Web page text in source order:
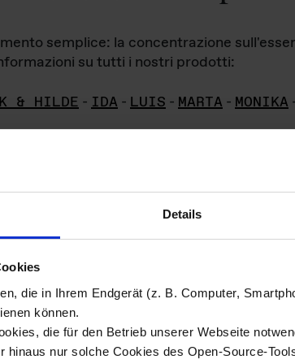
Details
die in Ihrem Endgerät (z. B. Computer,
können.
die für den Betrieb unserer Webseite
hinaus nur solche Cookies des Open-Source-
semplice: la concentrazione
su tutti i nostri prodotti:
& HILDE - IDA - LUIS - MARTA - MONIKA
di
materiale fotografico sono detenuti da